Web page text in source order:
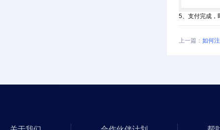
5、支付完成，
上一篇： 如何